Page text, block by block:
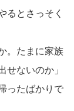
るとさっそく
。たまに家族
せないのか」
ったばかりで